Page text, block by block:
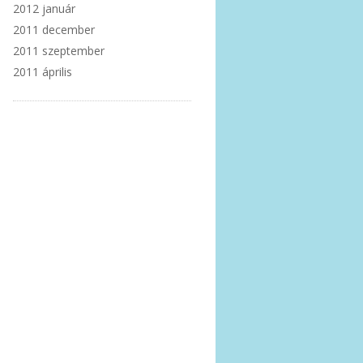
2012 január
2011 december
2011 szeptember
2011 április